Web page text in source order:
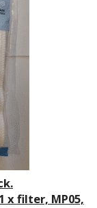
x filter, MP05,